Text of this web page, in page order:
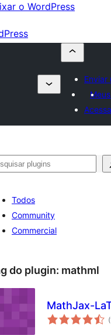
o WordPress
Enviar
Todos
Community
Commercial
do plugin: mathml
MathJax-